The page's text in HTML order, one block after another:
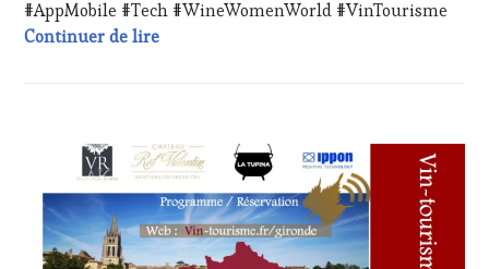
MASTERCLASS ,
OENOTOURISME,
TERROIR,
RESTAURATEUR,
CHEF,
CUISINIER,
ŒNOLOGUE,
SOMMELIER,
#AppMobile #Tech #WineWomenWorld #VinTourisme
Continuer de lireMembre d’honneur, Isabelle Forêt
DE
CONFORT,
CLUB